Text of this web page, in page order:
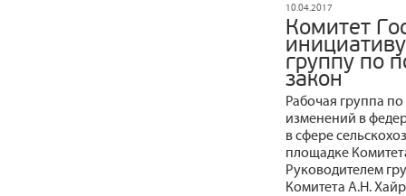
10.04.2017
Комитет
группу по
закон
Рабочая группа
изменений в
в сфере
площадке
Руководителем
Комитета А.Н.